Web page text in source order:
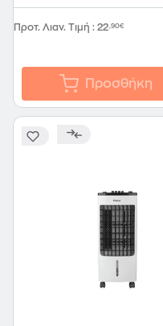
Προτ. Λιαν. Τιμή : 22,90€
Προσθήκη